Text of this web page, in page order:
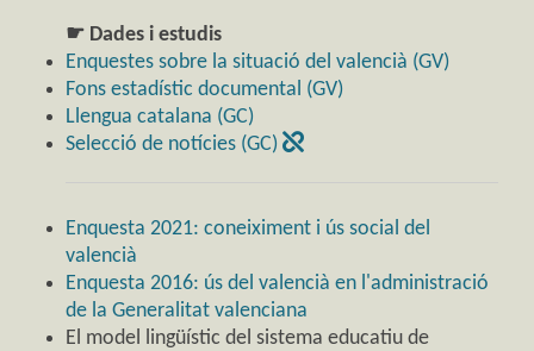
☛ Dades i estudis
Enquestes sobre la situació del valencià (GV)
Fons estadístic documental (GV)
Llengua catalana (GC)
Selecció de notícies (GC)
Enquesta 2021: coneiximent i ús social del
valencià
Enquesta 2016: ús del valencià en l'administració
de la Generalitat valenciana
El model lingüístic del sistema educatiu de